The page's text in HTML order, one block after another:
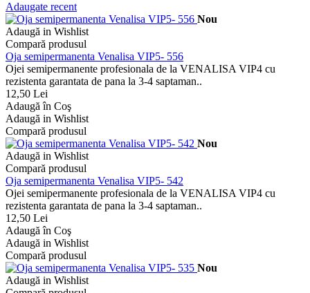
Adaugate recent
Nou
Adaugă in Wishlist
Compară produsul
Oja semipermanenta Venalisa VIP5- 556
Ojei semipermanente profesionala de la VENALISA VIP4 cu
rezistenta garantata de pana la 3-4 saptaman..
12,50 Lei
Adaugă în Coş
Adaugă in Wishlist
Compară produsul
Nou
Adaugă in Wishlist
Compară produsul
Oja semipermanenta Venalisa VIP5- 542
Ojei semipermanente profesionala de la VENALISA VIP4 cu
rezistenta garantata de pana la 3-4 saptaman..
12,50 Lei
Adaugă în Coş
Adaugă in Wishlist
Compară produsul
Nou
Adaugă in Wishlist